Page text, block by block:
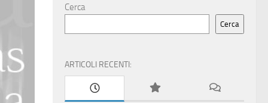
Cerca
Cerca
ARTICOLI RECENTI: